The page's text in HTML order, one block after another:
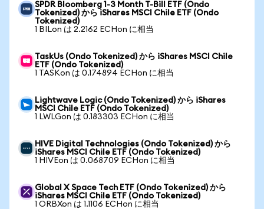
SPDR Bloomberg 1-3 Month T-Bill ETF (Ondo
Tokenized) から iShares MSCI Chile ETF (Ondo
Tokenized)
1 BILon は 2.2162 ECHon に相当
TaskUs (Ondo Tokenized) から iShares MSCI Chile
ETF (Ondo Tokenized)
1 TASKon は 0.174894 ECHon に相当
Lightwave Logic (Ondo Tokenized) から iShares
MSCI Chile ETF (Ondo Tokenized)
1 LWLGon は 0.183303 ECHon に相当
HIVE Digital Technologies (Ondo Tokenized) から
iShares MSCI Chile ETF (Ondo Tokenized)
1 HIVEon は 0.068709 ECHon に相当
Global X Space Tech ETF (Ondo Tokenized) から
iShares MSCI Chile ETF (Ondo Tokenized)
1 ORBXon は 1.1106 ECHon に相当